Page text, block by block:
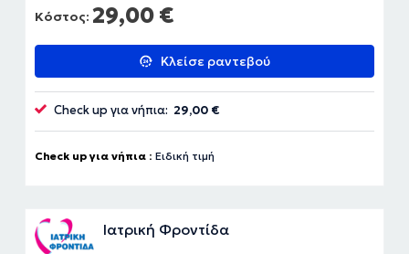
Κόστος: 29,00 €
Κλείσε ραντεβού
Check up για νήπια: 29,00 €
Check up για νήπια : Ειδική τιμή
Ιατρική Φροντίδα